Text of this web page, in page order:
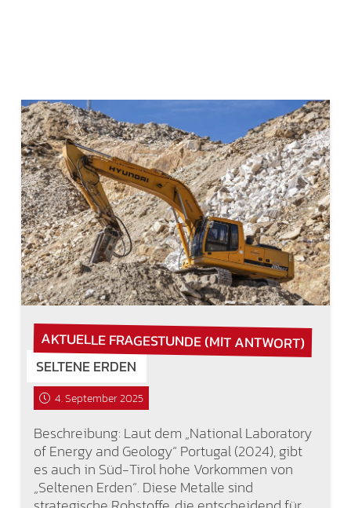
AKTUELLE FRAGESTUNDE (MIT ANTWORT)
SELTENE ERDEN
4. September 2025
Beschreibung: Laut dem „National Laboratory
of Energy and Geology“ Portugal (2024), gibt
es auch in Süd-Tirol hohe Vorkommen von
„Seltenen Erden“. Diese Metalle sind